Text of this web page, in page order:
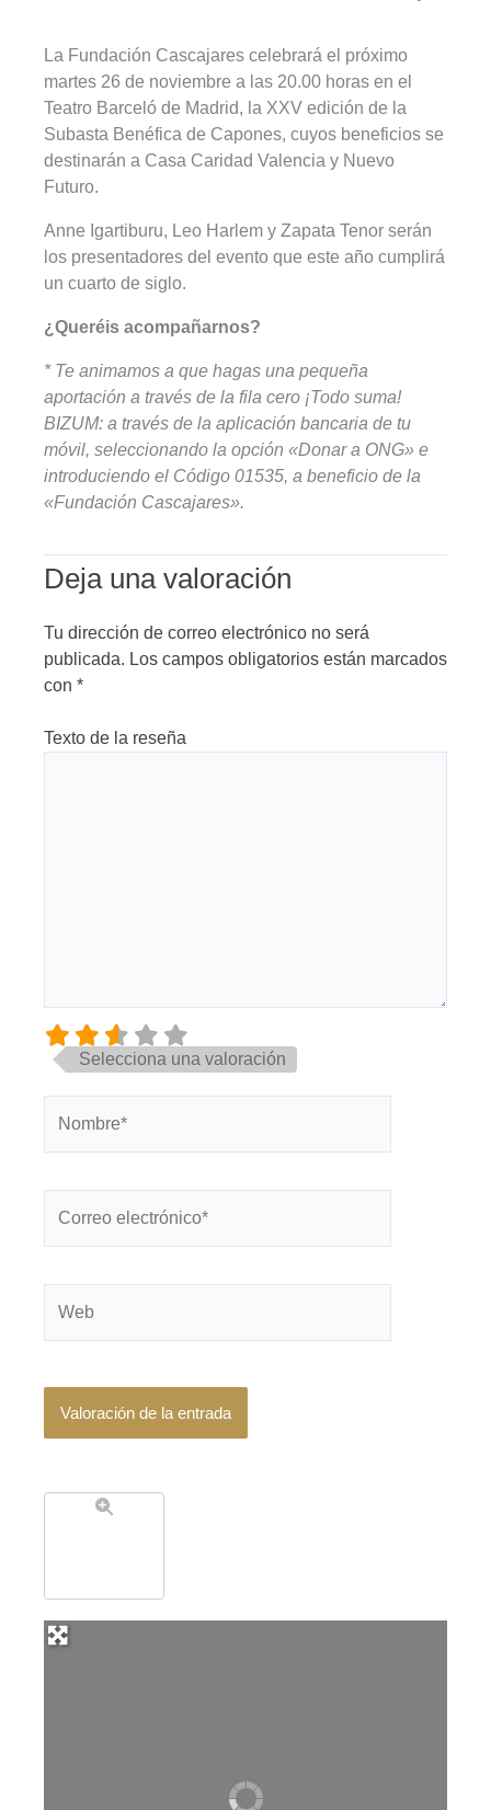
La Fundación Cascajares celebrará el próximo
martes 26 de noviembre a las 20.00 horas en el
Teatro Barceló de Madrid, la XXV edición de la
Subasta Benéfica de Capones, cuyos beneficios se
destinarán a Casa Caridad Valencia y Nuevo
Futuro.
Anne Igartiburu, Leo Harlem y Zapata Tenor serán
los presentadores del evento que este año cumplirá
un cuarto de siglo.
¿Queréis acompañarnos?
* Te animamos a que hagas una pequeña
aportación a través de la fila cero ¡Todo suma!
BIZUM: a través de la aplicación bancaria de tu
móvil, seleccionando la opción «Donar a ONG» e
introduciendo el Código 01535, a beneficio de la
«Fundación Cascajares».
Deja una valoración
Tu dirección de correo electrónico no será
publicada. Los campos obligatorios están marcados
con *
Texto de la reseña
Selecciona una valoración
electrónico*